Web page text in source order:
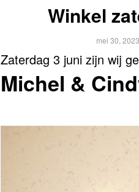
Winkel
mei 30, 2023
Zaterdag 3 juni zijn wij
Michel &